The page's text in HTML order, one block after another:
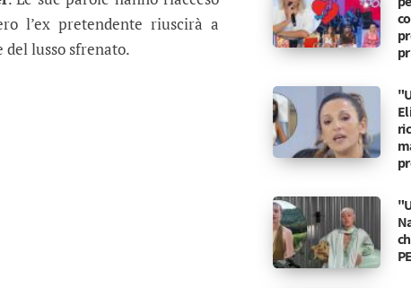
l’ex pretendente riuscirà a
lusso sfrenato.